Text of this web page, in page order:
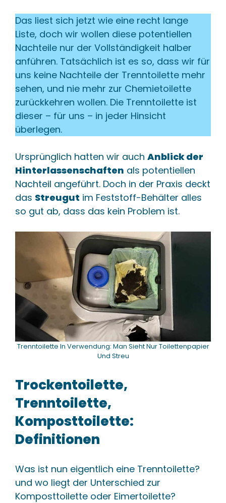
Das liest sich jetzt wie eine recht lange
Liste, doch wir wollen diese potentiellen
Nachteile nur der Vollständigkeit halber
anführen. Tatsächlich ist es so, dass wir für
uns keine Nachteile der Trenntoilette mehr
sehen, und nie mehr zur Chemietoilette
zurückkehren wollen. Die Trenntoilette ist
dieser – für uns – in jeder Hinsicht
überlegen.
Ursprünglich hatten wir auch Anblick der
Hinterlassenschaften als potentiellen
Nachteil angeführt. Doch in der Praxis deckt
das Streugut im Feststoff-Behälter alles
so gut ab, dass das kein Problem ist.
Trenntoilette In Verwendung: Man Sieht Nur Toilettenpapier
Und Streu
Trockentoilette,
Trenntoilette,
Komposttoilette:
Definitionen
Was ist nun eigentlich eine Trenntoilette?
und wo liegt der Unterschied zur
Komposttoilette oder Eimertoilette?